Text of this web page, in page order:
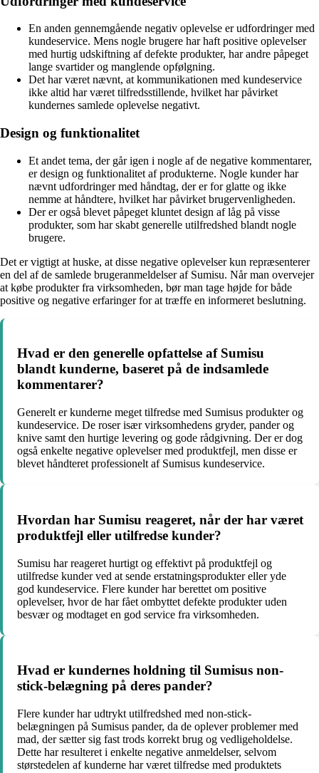
En anden gennemgående negativ oplevelse er udfordringer med
kundeservice. Mens nogle brugere har haft positive oplevelser
med hurtig udskiftning af defekte produkter, har andre påpeget
lange svartider og manglende opfølgning.
Det har været nævnt, at kommunikationen med kundeservice
ikke altid har været tilfredsstillende, hvilket har påvirket
kundernes samlede oplevelse negativt.
Design og funktionalitet
Et andet tema, der går igen i nogle af de negative kommentarer,
er design og funktionalitet af produkterne. Nogle kunder har
nævnt udfordringer med håndtag, der er for glatte og ikke
nemme at håndtere, hvilket har påvirket brugervenligheden.
Der er også blevet påpeget kluntet design af låg på visse
produkter, som har skabt generelle utilfredshed blandt nogle
brugere.
Det er vigtigt at huske, at disse negative oplevelser kun repræsenterer
en del af de samlede brugeranmeldelser af Sumisu. Når man overvejer
at købe produkter fra virksomheden, bør man tage højde for både
positive og negative erfaringer for at træffe en informeret beslutning.
Hvad er den generelle opfattelse af Sumisu
blandt kunderne, baseret på de indsamlede
kommentarer?
Generelt er kunderne meget tilfredse med Sumisus produkter og
kundeservice. De roser især virksomhedens gryder, pander og
knive samt den hurtige levering og gode rådgivning. Der er dog
også enkelte negative oplevelser med produktfejl, men disse er
blevet håndteret professionelt af Sumisus kundeservice.
Hvordan har Sumisu reageret, når der har været
produktfejl eller utilfredse kunder?
Sumisu har reageret hurtigt og effektivt på produktfejl og
utilfredse kunder ved at sende erstatningsprodukter eller yde
god kundeservice. Flere kunder har berettet om positive
oplevelser, hvor de har fået ombyttet defekte produkter uden
besvær og modtaget en god service fra virksomheden.
Hvad er kundernes holdning til Sumisus non-
stick-belægning på deres pander?
Flere kunder har udtrykt utilfredshed med non-stick-
belægningen på Sumisus pander, da de oplever problemer med
mad, der sætter sig fast trods korrekt brug og vedligeholdelse.
Dette har resulteret i enkelte negative anmeldelser, selvom
størstedelen af kunderne har været tilfredse med produktets